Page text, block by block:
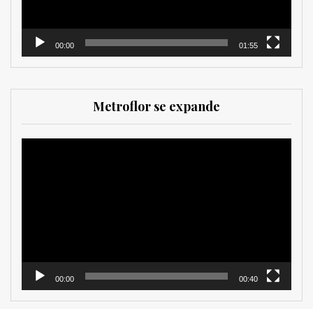
00:00 01:55
Metroflor se expande
00:00 00:40